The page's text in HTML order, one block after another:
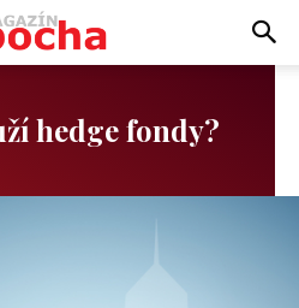
hedge fondy?